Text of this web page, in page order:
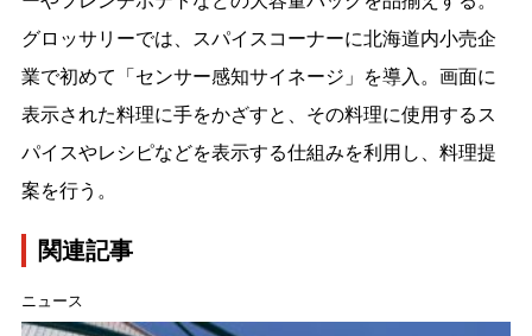
グロッサリーでは、スパイスコーナーに北海道内小売企
業で初めて「センサー感知サイネージ」を導入。画面に
表示された料理に手をかざすと、その料理に使用するス
パイスやレシピなどを表示する仕組みを利用し、料理提
案を行う。
関連記事
ニュース